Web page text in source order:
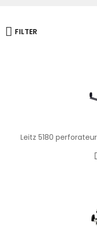
FILTER
Leitz 5180